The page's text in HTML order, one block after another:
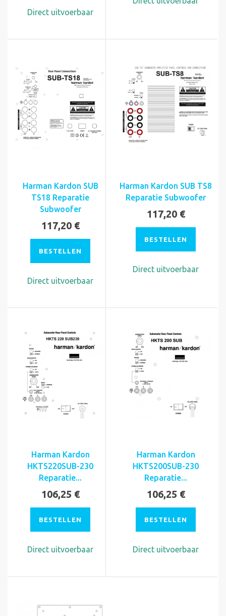
Direct uitvoerbaar
Harman Kardon SUB
TS18 Reparatie
Subwoofer
117,20 €
BESTELLEN
Direct uitvoerbaar
Harman Kardon SUB TS8
Reparatie Subwoofer
117,20 €
BESTELLEN
Direct uitvoerbaar
Harman Kardon
HKTS220SUB-230
Reparatie...
106,25 €
BESTELLEN
Direct uitvoerbaar
Harman Kardon
HKTS200SUB-230
Reparatie...
106,25 €
BESTELLEN
Direct uitvoerbaar